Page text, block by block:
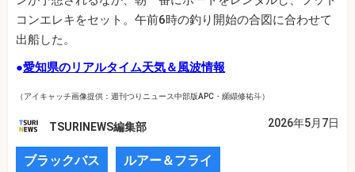
コンエレキをセット。午前6時の釣り開始の合図に合わせて
出船した。
●愛知県のリアルタイム天気＆風波情報
（アイキャッチ画像提供：週刊つりニュース中部版APC・纐纈修祐斗）
TSURINEWS編集部 2026年5月7日
ブラックバス ルアー＆フライ